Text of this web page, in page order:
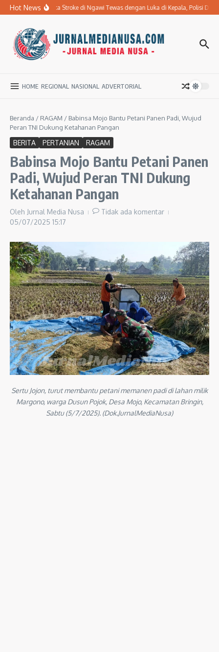
Lewati ke konten
Hot News
Ibu Penderita Stroke di Ngawi Tewas dengan Luka di Kepala, Polisi
HOME REGIONAL NASIONAL ADVERTORIAL
Beranda / RAGAM / Babinsa Mojo Bantu Petani Panen Padi, Wujud
Peran TNI Dukung Ketahanan Pangan
BERITA PERTANIAN RAGAM
Babinsa Mojo Bantu Petani Panen
Padi, Wujud Peran TNI Dukung
Ketahanan Pangan
Oleh Jurnal Media Nusa
Tidak ada komentar
05/07/2025 15:17
Sertu Jojon, turut membantu petani memanen padi di lahan milik
Margono, warga Dusun Pojok, Desa Mojo, Kecamatan Bringin,
Sabtu (5/7/2025). (Dok.JurnalMediaNusa)